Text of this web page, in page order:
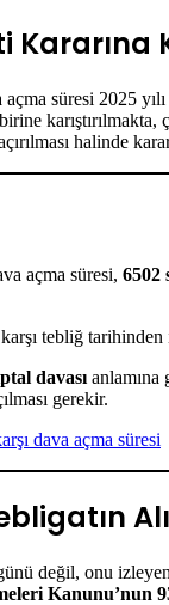
süresi 2025
halinde
açma süresi, 6502
tebliğ
davası anlamına
gerekir.
değil, onu
Kanunu’nun